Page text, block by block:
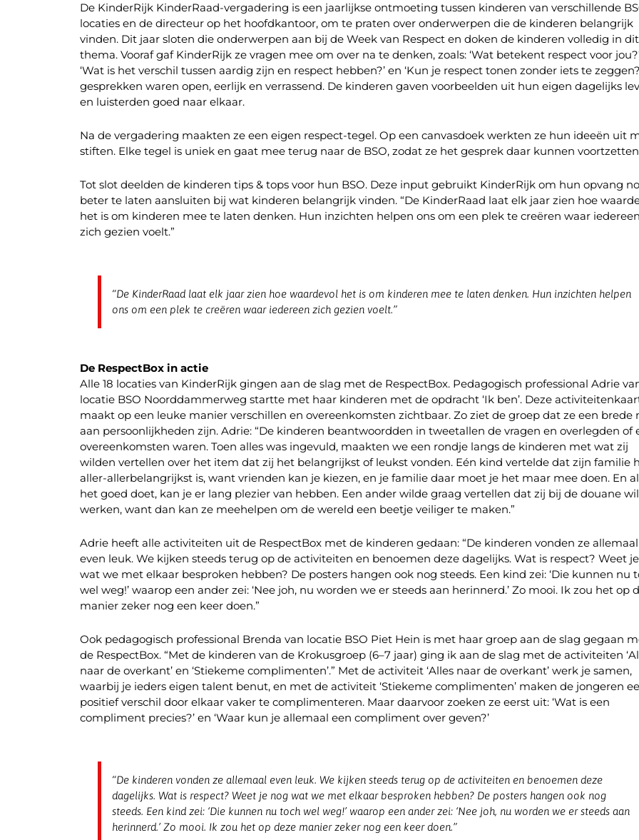
De KinderRijk KinderRaad-vergadering is een jaarlijkse ontmoeting tussen kinderen van verschillende
locaties en de directeur op het hoofdkantoor, om te praten over onderwerpen die de kinderen belangrijk
vinden. Dit jaar sloten die onderwerpen aan bij de Week van Respect en doken de kinderen volledig in dit
thema. Vooraf gaf KinderRijk ze vragen mee om over na te denken, zoals: ‘Wat betekent respect voor
‘Wat is het verschil tussen aardig zijn en respect hebben?’ en ‘Kun je respect tonen zonder iets te
gesprekken waren open, eerlijk en verrassend. De kinderen gaven voorbeelden uit hun eigen dagelijks
en luisterden goed naar elkaar.
Na de vergadering maakten ze een eigen respect-tegel. Op een canvasdoek werkten ze hun ideeën uit
stiften. Elke tegel is uniek en gaat mee terug naar de BSO, zodat ze het gesprek daar kunnen
Tot slot deelden de kinderen tips & tops voor hun BSO. Deze input gebruikt KinderRijk om hun opvang
beter te laten aansluiten bij wat kinderen belangrijk vinden. “De KinderRaad laat elk jaar zien hoe
het is om kinderen mee te laten denken. Hun inzichten helpen ons om een plek te creëren waar iedereen
zich gezien voelt.”
“De KinderRaad laat elk jaar zien hoe waardevol het is om kinderen mee te laten denken. Hun inzichten helpen
ons om een plek te creëren waar iedereen zich gezien voelt.”
De RespectBox in actie
Alle 18 locaties van KinderRijk gingen aan de slag met de RespectBox. Pedagogisch professional Adrie
locatie BSO Noorddammerweg startte met haar kinderen met de opdracht ‘Ik ben’. Deze
maakt op een leuke manier verschillen en overeenkomsten zichtbaar. Zo ziet de groep dat ze een brede
aan persoonlijkheden zijn. Adrie: “De kinderen beantwoordden in tweetallen de vragen en overlegden of
overeenkomsten waren. Toen alles was ingevuld, maakten we een rondje langs de kinderen met wat zij
wilden vertellen over het item dat zij het belangrijkst of leukst vonden. Eén kind vertelde dat zijn familie
aller-allerbelangrijkst is, want vrienden kan je kiezen, en je familie daar moet je het maar mee doen. En
het goed doet, kan je er lang plezier van hebben. Een ander wilde graag vertellen dat zij bij de douane wil
werken, want dan kan ze meehelpen om de wereld een beetje veiliger te maken.”
Adrie heeft alle activiteiten uit de RespectBox met de kinderen gedaan: “De kinderen vonden ze allemaal
even leuk. We kijken steeds terug op de activiteiten en benoemen deze dagelijks. Wat is respect? Weet
wat we met elkaar besproken hebben? De posters hangen ook nog steeds. Een kind zei: ‘Die kunnen nu
wel weg!’ waarop een ander zei: ‘Nee joh, nu worden we er steeds aan herinnerd.’ Zo mooi. Ik zou het op
manier zeker nog een keer doen.”
Ook pedagogisch professional Brenda van locatie BSO Piet Hein is met haar groep aan de slag gegaan
de RespectBox. “Met de kinderen van de Krokusgroep (6–7 jaar) ging ik aan de slag met de activiteiten
naar de overkant’ en ‘Stiekeme complimenten’.” Met de activiteit ‘Alles naar de overkant’ werk je samen,
waarbij je ieders eigen talent benut, en met de activiteit ‘Stiekeme complimenten’ maken de jongeren
positief verschil door elkaar vaker te complimenteren. Maar daarvoor zoeken ze eerst uit: ‘Wat is een
compliment precies?’ en ‘Waar kun je allemaal een compliment over geven?’
“De kinderen vonden ze allemaal even leuk. We kijken steeds terug op de activiteiten en benoemen deze
dagelijks. Wat is respect? Weet je nog wat we met elkaar besproken hebben? De posters hangen ook nog
steeds. Een kind zei: ‘Die kunnen nu toch wel weg!’ waarop een ander zei: ‘Nee joh, nu worden we er steeds aan
herinnerd.’ Zo mooi. Ik zou het op deze manier zeker nog een keer doen.”